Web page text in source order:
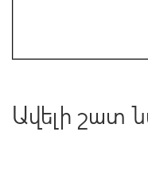
Ավելի շատ